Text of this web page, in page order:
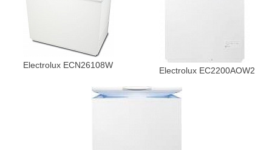
Electrolux ECN26108W
Electrolux EC2200AOW2